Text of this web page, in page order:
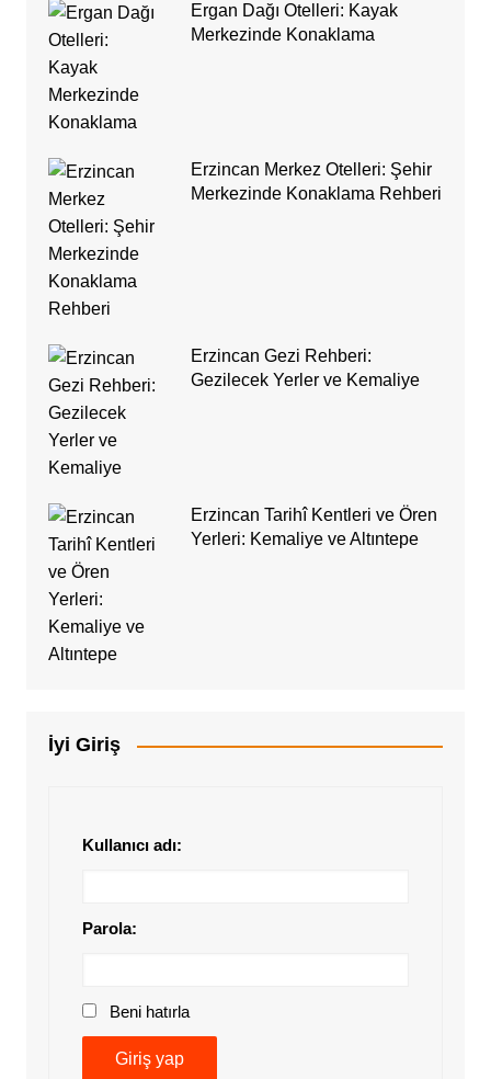
Ergan Dağı Otelleri: Kayak
Merkezinde Konaklama
Erzincan Merkez Otelleri: Şehir
Merkezinde Konaklama Rehberi
Erzincan Gezi Rehberi:
Gezilecek Yerler ve Kemaliye
Erzincan Tarihî Kentleri ve Ören
Yerleri: Kemaliye ve Altıntepe
İyi Giriş
Kullanıcı adı:
Parola:
Beni hatırla
Giriş yap